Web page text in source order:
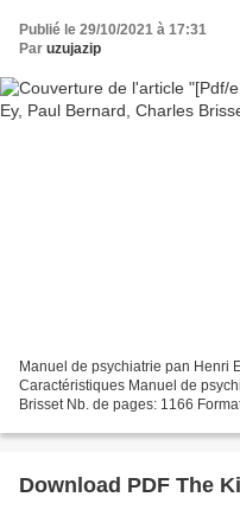
Publié le 29/10/2021 à 17:31
Par uzujazip
Manuel de psychiatrie pan Henri
Caractéristiques Manuel de
Brisset Nb. de pages: 1166
Download PDF The